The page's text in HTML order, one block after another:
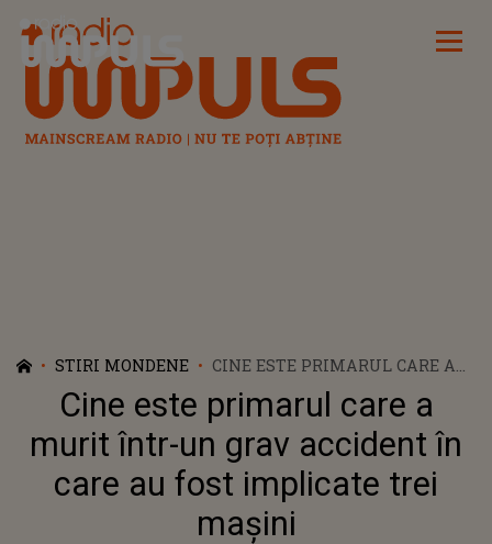
Radio Impuls
STIRI MONDENE
CINE ESTE PRIMARUL CARE A
MURIT ÎNTR-UN GRAV
ACCIDENT ÎN CARE AU FOST
IMPLICATE TREI MAȘINI
Cine este primarul care a
murit într-un grav accident în
care au fost implicate trei
mașini